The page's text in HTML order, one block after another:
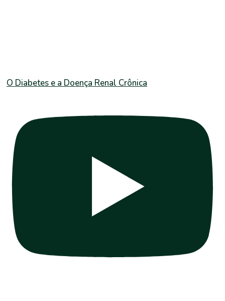
O Diabetes e a Doença Renal Crônica